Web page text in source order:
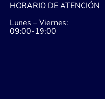
HORARIO DE ATENCIÓN
Lunes – Viernes:
09:00-19:00